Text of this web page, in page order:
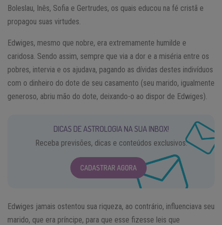
Boleslau, Inês, Sofia e Gertrudes, os quais educou na fé cristã e
propagou suas virtudes.
Edwiges, mesmo que nobre, era extremamente humilde e
caridosa. Sendo assim, sempre que via a dor e a miséria entre os
pobres, intervia e os ajudava, pagando as dívidas destes indivíduos
com o dinheiro do dote de seu casamento (seu marido, igualmente
generoso, abriu mão do dote, deixando-o ao dispor de Edwiges).
DICAS DE ASTROLOGIA NA SUA INBOX!
Receba previsões, dicas e conteúdos exclusivos.
CADASTRAR AGORA
Edwiges jamais ostentou sua riqueza, ao contrário, influenciava seu
marido, que era príncipe, para que esse fizesse leis que